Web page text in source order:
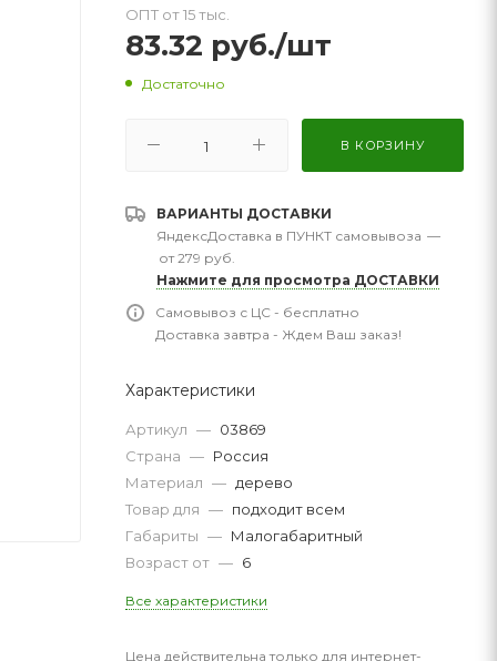
ОПТ от 15 тыс.
83.32 руб./шт
Достаточно
В КОРЗИНУ
ВАРИАНТЫ ДОСТАВКИ
ЯндексДоставка в ПУНКТ самовывоза —
от 279 руб.
Нажмите для просмотра ДОСТАВКИ
Самовывоз с ЦС - бесплатно
Доставка завтра - Ждем Ваш заказ!
Характеристики
Артикул — 03869
Страна — Россия
Материал — дерево
Товар для — подходит всем
Габариты — Малогабаритный
Возраст от — 6
Все характеристики
Цена действительна только для интернет-